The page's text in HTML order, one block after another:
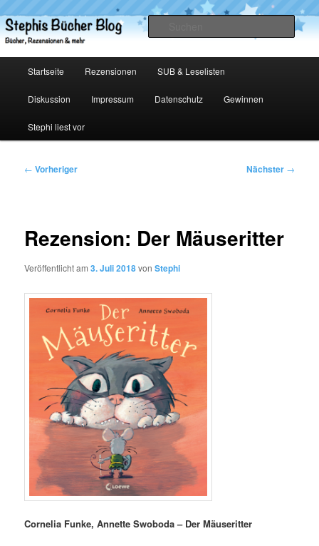
primären
Inhalt
Stephis Bücher Blog
Startseite Rezensionen SUB & Leselisten
Diskussion Impressum Datenschutz Gewinnen
Stephi liest vor
Beitragsnavigation
← Vorheriger Nächster →
Rezension: Der Mäuseritter
Veröffentlicht am3. Juli 2018vonStephi
Cornelia Funke, Annette Swoboda – Der Mäuseritter